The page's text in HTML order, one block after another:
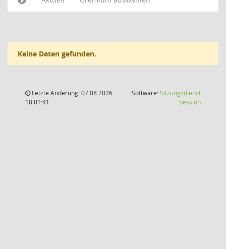
Keine Daten gefunden.
Letzte Änderung: 07.08.2026
18:01:41
Software:Sitzungsdienst
Session(Wird in